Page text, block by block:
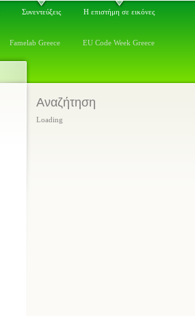
Συνεντεύξεις Η επιστήμη σε εικόνες
Famelab Greece EU Code Week Greece
Αναζήτηση
Loading